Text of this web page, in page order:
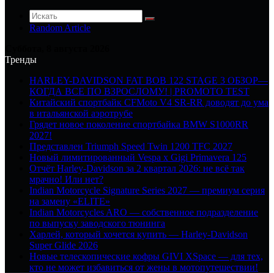
Random Article
Тренды
HARLEY-DAVIDSON FAT BOB 122 STAGE 3 ОБЗОР—
КОГДА ВСЕ ПО ВЗРОСЛОМУ! | PROMOTO TEST
Китайский спортбайк CFMoto V4 SR-RR доводят до ума
в итальянской аэротрубе
Грядет новое поколение спортбайка BMW S1000RR
2027!
Представлен Triumph Speed Twin 1200 TFC 2027
Новый лимитированный Vespa x Gigi Primavera 125
Отчёт Harley-Davidson за 2 квартал 2026: не всё так
мрачно! Или нет?
Indian Motorcycle Signature Series 2027 — премиум серия
на замену «ELITE»
Indian Motorcycles ARO — собственное подразделение
по выпуску заводского тюнинга
Харлей, который хочется купить — Harley-Davidson
Super Glide 2026
Новые телескопические кофры GIVI XSpace — для тех,
кто не может избавиться от жены в мотопутешествии!